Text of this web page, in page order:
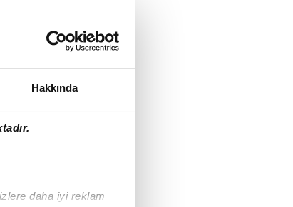
Hakkında
daha iyi reklam